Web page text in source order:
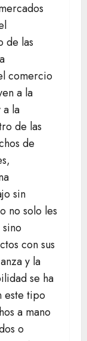
de las
comercio
a la
la
de las
de
sin
no solo les
con sus
y la
se ha
este tipo
a mano
o